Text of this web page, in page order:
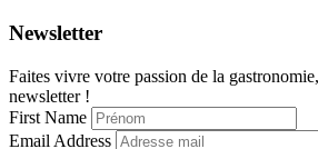
Newsletter
Faites vivre votre passion de la
newsletter !
First Name
Email Address